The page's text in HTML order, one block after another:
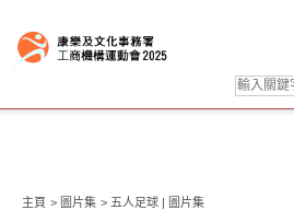
主頁 > 圖片集 > 五人足球 | 圖片集